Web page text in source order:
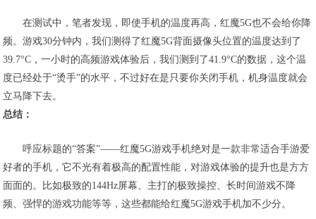
在测试中，笔者发现，即使手机的温度再高，红魔5G也不会给你降
频。游戏30分钟内，我们测得了红魔5G背面摄像头位置的温度达到了
39.7°C，一小时的高频游戏体验后，我们测到了41.9°C的数据，这个温
度已经处于“烫手”的水平，不过好在是只要你关闭手机，机身温度就会
立马降下去。
总结：
呼应标题的“答案”——红魔5G游戏手机绝对是一款非常适合手游爱
好者的手机 ，它不光有着极高的配置性能，对游戏体验的提升也是方方
面面的。比如极致的144Hz屏幕、主打的极致操控、长时间游戏不降
频、强悍的游戏功能等等，这些都能给红魔5G游戏手机加不少分。